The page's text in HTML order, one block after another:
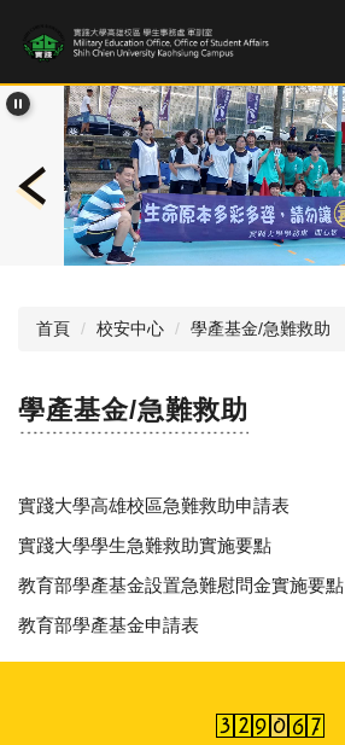
到
要
內
首頁 校安中心 學產基金/急難救助
學產基金/急難救助
實踐大學高雄校區急難救助申請表
實踐大學學生急難救助實施要點
教育部學產基金設置急難慰問金實施要點
教育部學產基金申請表